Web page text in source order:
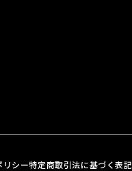
リシー特定商取引法に基づく表記